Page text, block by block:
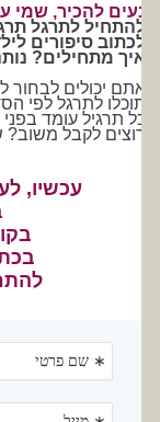
להכיר, שמי
לתרגל
סיפורים
מתחילים?
יכולים לבחור
לתרגל לפי
תרגיל עומד בפני
לקבל משוב?
​עכשיו,
בקורס